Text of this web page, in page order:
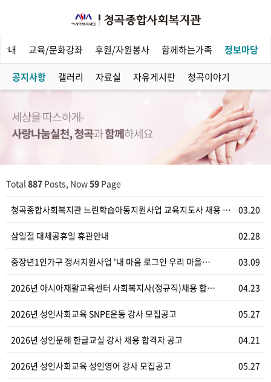
내 교육/문화강좌 후원/자원봉사 함께하는가족 정보마당
공지사항 갤러리 자료실 자유게시판 청곡이야기
Total 887 Posts, Now59 Page
03.20
청곡종합사회복지관 느린학습아동지원사업 교육지도사 채용 …
02.28
삼일절 대체공휴일 휴관안내
03.09
중장년1인가구 정서지원사업 '내 마음 로그인 우리 마을…
04.23
2026년 아시아재활교육센터 사회복지사(정규직)채용 합…
05.27
2026년 성인사회교육 SNPE운동 강사 모집공고
04.21
2026년 성인문해 한글교실 강사 채용 합격자 공고
05.27
2026년 성인사회교육 성인영어 강사 모집공고